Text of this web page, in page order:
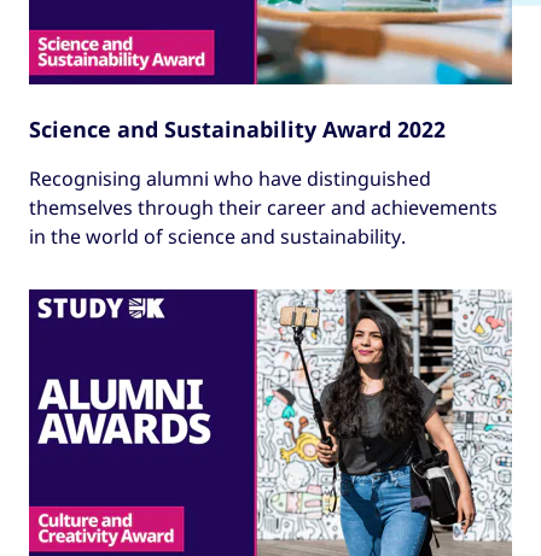
Science and Sustainability Award 2022
Recognising alumni who have distinguished
themselves through their career and achievements
in the world of science and sustainability.